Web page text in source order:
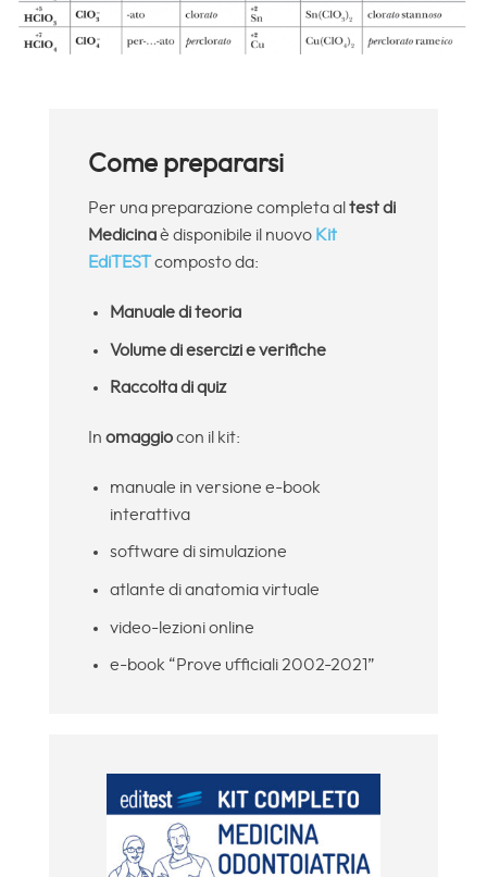
Come prepararsi
Per una preparazione completa al test di
Medicinaè disponibile il nuovo Kit
EdiTESTcomposto da:
Manuale di teoria
Volume di esercizi e verifiche
Raccolta di quiz
In omaggiocon il kit:
manuale in versione e-book
interattiva
software di simulazione
atlante di anatomia virtuale
video-lezioni online
e-book “Prove ufficiali 2002-2021”